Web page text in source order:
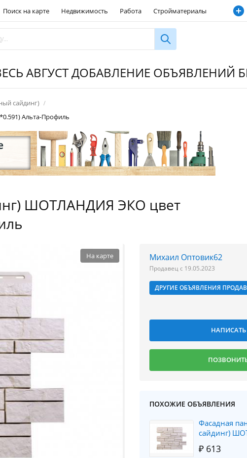
Поиск на карте Недвижимость Работа Стройматериалы
Строительные услуги
АВГУСТ ДОБАВЛЕНИЕ ОБЪЯВЛЕНИЙ
сайдинг)
Альта-Профиль
ШОТЛАНДИЯ ЭКО цвет
Михаил Оптовик62
Продавец с 19.05.2023
ДРУГИЕ ОБЪЯВЛЕНИЯ
ПОХОЖИЕ ОБЪЯВЛЕНИЯ
Фасадная
сайдинг)
цвет
Альта-
₽ 613
На карте